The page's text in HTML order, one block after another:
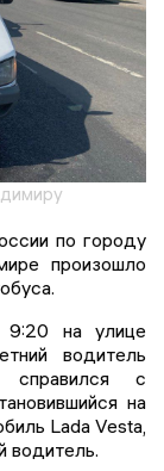
по городу
произошло
9:20 на улице
водитель
справился с
на
Lada Vesta,
водитель.